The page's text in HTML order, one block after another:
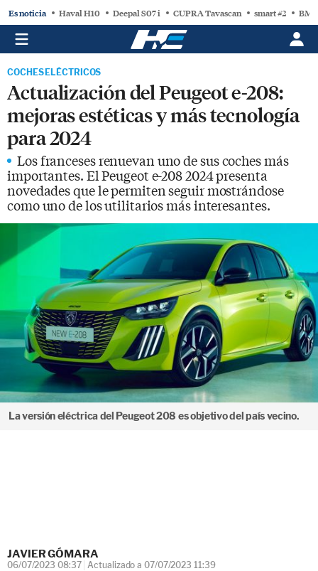
Es noticia Haval H10 Deepal S07 i CUPRA Tavascan smart #2
COCHES ELÉCTRICOS
Actualización del Peugeot e-208:
mejoras estéticas y más tecnología
para 2024
Los franceses renuevan uno de sus coches más
importantes. El Peugeot e-208 2024 presenta
novedades que le permiten seguir mostrándose
como uno de los utilitarios más interesantes.
La versión eléctrica del Peugeot 208 es objetivo del país vecino.
JAVIER GÓMARA
06/07/2023 08:37 Actualizado a 07/07/2023 11:39